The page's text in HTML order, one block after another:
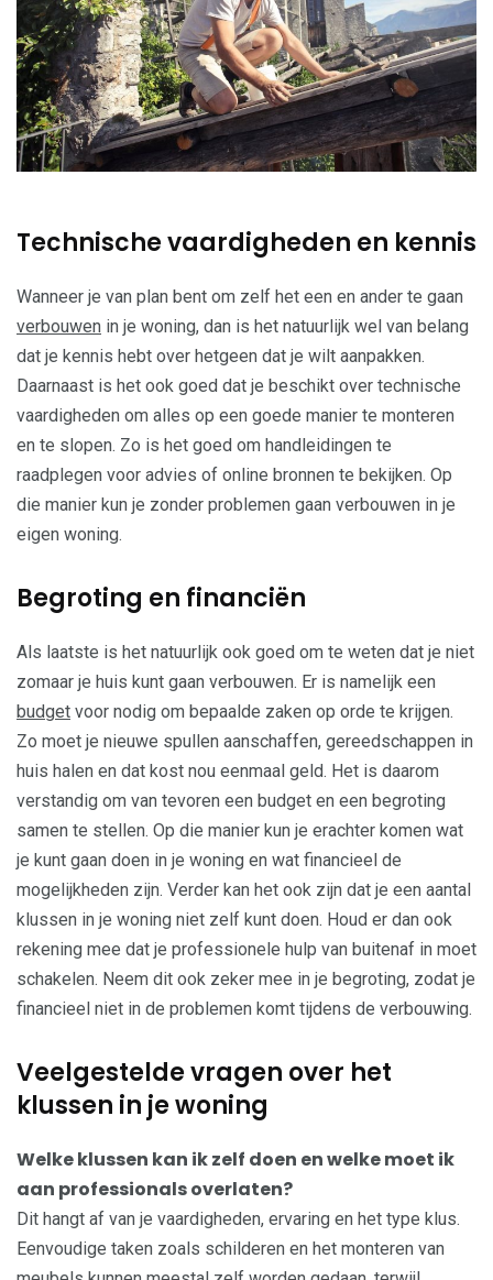
Technische vaardigheden en kennis
Wanneer je van plan bent om zelf het een en ander te gaan
verbouwen in je woning, dan is het natuurlijk wel van belang
dat je kennis hebt over hetgeen dat je wilt aanpakken.
Daarnaast is het ook goed dat je beschikt over technische
vaardigheden om alles op een goede manier te monteren
en te slopen. Zo is het goed om handleidingen te
raadplegen voor advies of online bronnen te bekijken. Op
die manier kun je zonder problemen gaan verbouwen in je
eigen woning.
Begroting en financiën
Als laatste is het natuurlijk ook goed om te weten dat je niet
zomaar je huis kunt gaan verbouwen. Er is namelijk een
budget voor nodig om bepaalde zaken op orde te krijgen.
Zo moet je nieuwe spullen aanschaffen, gereedschappen in
huis halen en dat kost nou eenmaal geld. Het is daarom
verstandig om van tevoren een budget en een begroting
samen te stellen. Op die manier kun je erachter komen wat
je kunt gaan doen in je woning en wat financieel de
mogelijkheden zijn. Verder kan het ook zijn dat je een aantal
klussen in je woning niet zelf kunt doen. Houd er dan ook
rekening mee dat je professionele hulp van buitenaf in moet
schakelen. Neem dit ook zeker mee in je begroting, zodat je
financieel niet in de problemen komt tijdens de verbouwing.
Veelgestelde vragen over het
klussen in je woning
Welke klussen kan ik zelf doen en welke moet ik
aan professionals overlaten?
Dit hangt af van je vaardigheden, ervaring en het type klus.
Eenvoudige taken zoals schilderen en het monteren van